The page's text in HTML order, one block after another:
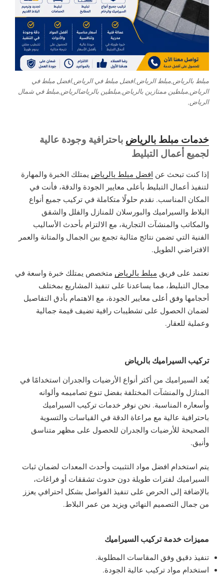
مبلط بالرياض,مبلط الرياض,افضل مبلط في الرياض,افضل مبلط في
الرياض,مبلطين ممتازين بالرياض,مبلطين بالرياضالرياض,مبلط في شمال
الرياض,
خدمات مبلط بالرياض باحترافية وجودة عالية
لجميع أعمال التبليط
إذا كنت تبحث عن افضل مبلط بالرياض يمتلك الخبرة والمهارة
لتنفيذ أعمال التبليط بأعلى معايير الجودة والدقة، فأنت في
المكان المناسب. نقدم حلولًا متكاملة في تركيب جميع أنواع
البلاط والسيراميك والبورسلان للمنازل والفلل والشقق
والمكاتب والمنشآت التجارية، مع الالتزام بأحدث الأساليب
الفنية التي تضمن نتائج مثالية تجمع بين الجمال والمتانة والعمر
الافتراضي الطويل.
نعتمد على فريق مبلط بالرياض متخصص يمتلك خبرة واسعة في
مجال التبليط، مما يساعدنا على تنفيذ المشاريع بمختلف
أحجامها وفق أعلى معايير الجودة، مع الاهتمام بأدق التفاصيل
لضمان الحصول على تشطيبات راقية تضيف قيمة جمالية
وعملية للعقار.
تركيب السيراميك بالرياض
يُعد السيراميك من أكثر أنواع الأرضيات والجدران استخدامًا في
المنازل والمنشآت المختلفة بفضل تنوع تصاميمه وألوانه
وأسعاره المناسبة. نحن نوفر خدمات تركيب السيراميك
باحترافية عالية مع مراعاة الدقة في القياسات والتسوية
الصحيحة للأرضيات والجدران للحصول على مظهر متناسق
وأنيق.
يتم استخدام افضل مواد التثبيت وأحدث المعدات لضمان ثبات
السيراميك لفترات طويلة دون حدوث تشققات أو فراغات،
بالإضافة إلى الحرص على تنفيذ الفواصل بشكل احترافي يعزز
من جمال التصميم النهائي ويزيد من عمر البلاط.
مميزات خدمة تركيب السيراميك
تنفيذ دقيق وفق المقاسات المطلوبة.
استخدام مواد تركيب عالية الجودة.